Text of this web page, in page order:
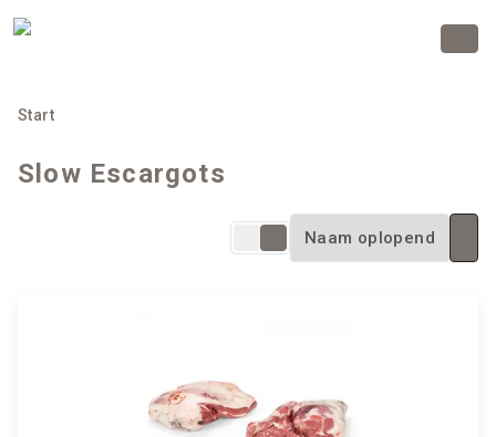
Start
Slow Escargots